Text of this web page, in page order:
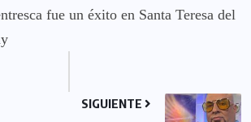
fue un éxito en Santa Teresa del
SIGUIENTE